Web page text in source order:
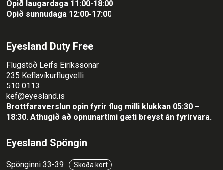
Opið laugardaga 11:00-18:00
Opið sunnudaga 12:00-17:00
Eyesland Duty Free
Flugstöð Leifs Eiríkssonar
235 Keflavíkurflugvelli
510 0113
kef@eyesland.is
Brottfaraverslun opin fyrir flug milli klukkan 05:30 –
18:30.Athugið að opnunartími gæti breyst án fyrirvara.
Eyesland Spöngin
Spönginni 33-39 Skoða kort